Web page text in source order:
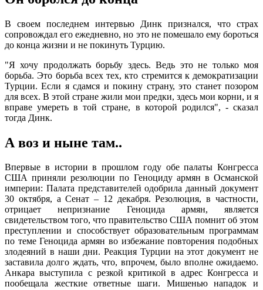
В своем последнем интервью Динк признался, что страх
сопровождал его ежедневно, но это не помешало ему бороться
до конца жизни и не покинуть Турцию.
"Я хочу продолжать борьбу здесь. Ведь это не только моя
борьба. Это борьба всех тех, кто стремится к демократизации
Турции. Если я сдамся и покину страну, это станет позором
для всех. В этой стране жили мои предки, здесь мои корни, и я
вправе умереть в той стране, в которой родился", - сказал
тогда Динк.
А воз и ныне там..
Впервые в истории в прошлом году обе палаты Конгресса
США приняли резолюции по Геноциду армян в Османской
империи: Палата представителей одобрила данный документ
30 октября, а Сенат – 12 декабря. Резолюция, в частности,
отрицает непризнание Геноцида армян, является
свидетельством того, что правительство США помнит об этом
преступлении и способствует образовательным программам
по теме Геноцида армян во избежание повторения подобных
злодеяний в наши дни. Реакция Турции на этот документ не
заставила долго ждать, что, впрочем, было вполне ожидаемо.
Анкара выступила с резкой критикой в адрес Конгресса и
пообещала жесткие ответные шаги. Мишенью нападок и